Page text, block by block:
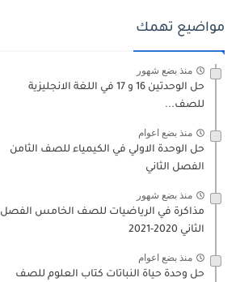
مواضيع تهمك
منذ بضع شهور
حل الوحدتين 16 و 17 في اللغة الانجليزية
للصف...
منذ بضع اعوام
حل الوحدة الاولي في الكيمياء للصف الثامن
الفصل الثاني
منذ بضع شهور
مذاكرة في الرياضيات للصف الخامس الفصل
الثاني 2020-2021
منذ بضع اعوام
حل وحدة حياة النباتات كتاب العلوم للصف